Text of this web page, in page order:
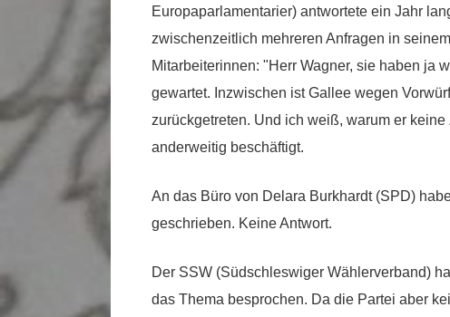
Europaparlamentarier) antwortete ein Jahr
zwischenzeitlich mehreren Anfragen in
Mitarbeiterinnen: "Herr Wagner, sie haben ja
gewartet. Inzwischen ist Gallee wegen
zurückgetreten. Und ich weiß, warum er
anderweitig beschäftigt.
An das Büro von Delara Burkhardt (SPD)
geschrieben. Keine Antwort.
Der SSW (Südschleswiger Wählerverband)
das Thema besprochen. Da die Partei aber